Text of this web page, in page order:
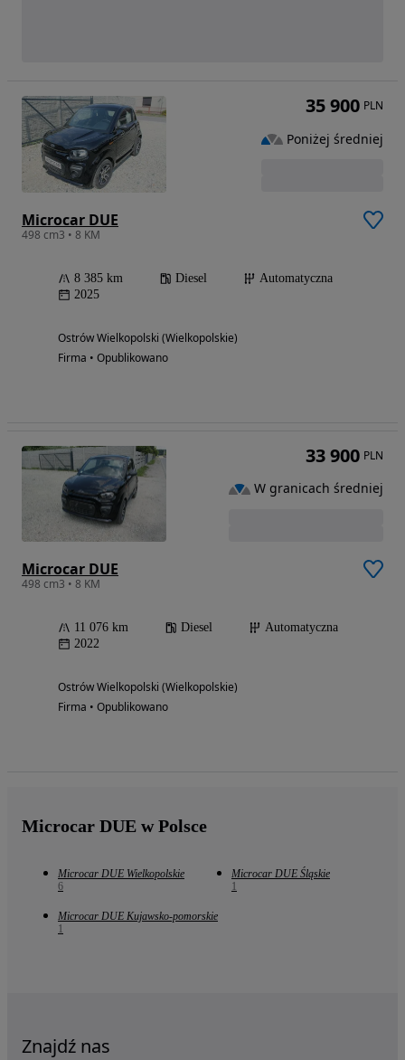
Microcar DUE
498 cm3 • 8 KM
8 385 km Diesel
Automatyczna
2025
Ostrów Wielkopolski (Wielkopolskie)
Firma • Opublikowano
35 900 PLN
Poniżej średniej
Microcar DUE
498 cm3 • 8 KM
11 076 km Diesel
Automatyczna
2022
Ostrów Wielkopolski (Wielkopolskie)
Firma • Opublikowano
33 900 PLN
W granicach średniej
Microcar DUE w Polsce
Microcar DUE Wielkopolskie
6
Microcar DUE Śląskie
1
Microcar DUE Kujawsko-pomorskie
1
Znajdź nas